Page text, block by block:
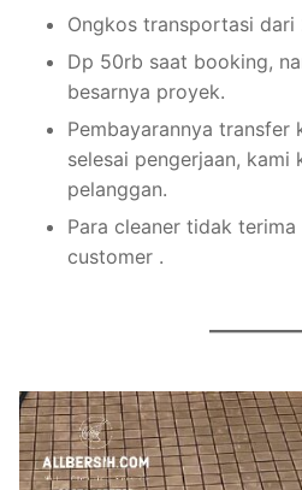
Ongkos transportasi
Dp 50rb saat booking,
besarnya proyek.
Pembayarannya transfer
selesai pengerjaan, kami
pelanggan.
Para cleaner tidak
customer .